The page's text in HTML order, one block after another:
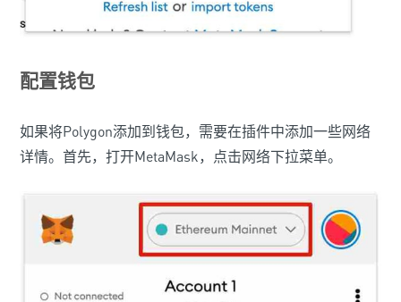
配置钱包
如果将Polygon添加到钱包，需要在插件中添加一些网络
详情。首先，打开MetaMask，点击网络下拉菜单。